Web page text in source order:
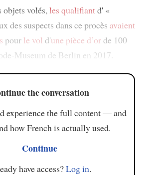
objets volés,les qualifiantd' «
des suspects dans ce procès avaient
pour le vol d'une pièce d’orde 100
Museum de Berlin en 2017.
the conversation
experience the full content — and
how French is actually used.
Continue
have access?Log in.